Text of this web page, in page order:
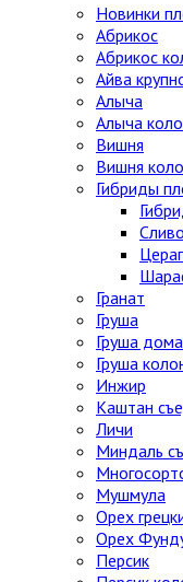
Новинки
Абрикос
Абрикос
Айва
Алыча
Алыча
Вишня
Вишня
Гибриды
Гранат
Груша
Груша
Груша
Инжир
Каштан
Личи
Миндаль
Мушмула
Орех
Орех
Персик